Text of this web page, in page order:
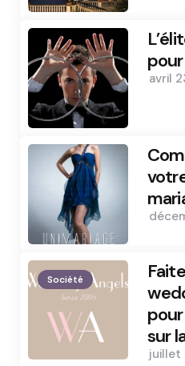
avril
Société
sur
juillet